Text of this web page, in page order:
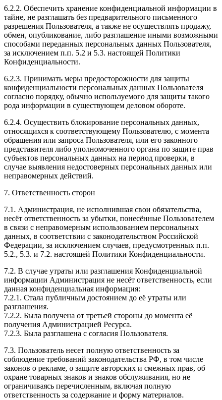
6.2.2. Обеспечить хранение конфиденциальной информации в
тайне, не разглашать без предварительного письменного
разрешения Пользователя, а также не осуществлять продажу,
обмен, опубликование, либо разглашение иными возможными
способами переданных персональных данных Пользователя,
за исключением п.п. 5.2 и 5.3. настоящей Политики
Конфиденциальности.
6.2.3. Принимать меры предосторожности для защиты
конфиденциальности персональных данных Пользователя
согласно порядку, обычно используемого для защиты такого
рода информации в существующем деловом обороте.
6.2.4. Осуществить блокирование персональных данных,
относящихся к соответствующему Пользователю, с момента
обращения или запроса Пользователя, или его законного
представителя либо уполномоченного органа по защите прав
субъектов персональных данных на период проверки, в
случае выявления недостоверных персональных данных или
неправомерных действий.
7. Ответственность сторон
7.1. Администрация, не исполнившая свои обязательства,
несёт ответственность за убытки, понесённые Пользователем
в связи с неправомерным использованием персональных
данных, в соответствии с законодательством Российской
Федерации, за исключением случаев, предусмотренных п.п.
5.2., 5.3. и 7.2. настоящей Политики Конфиденциальности.
7.2. В случае утраты или разглашения Конфиденциальной
информации Администрация не несёт ответственность, если
данная конфиденциальная информация:
7.2.1. Стала публичным достоянием до её утраты или
разглашения.
7.2.2. Была получена от третьей стороны до момента её
получения Администрацией Ресурса.
7.2.3. Была разглашена с согласия Пользователя.
7.3. Пользователь несет полную ответственность за
соблюдение требований законодательства РФ, в том числе
законов о рекламе, о защите авторских и смежных прав, об
охране товарных знаков и знаков обслуживания, но не
ограничиваясь перечисленным, включая полную
ответственность за содержание и форму материалов.